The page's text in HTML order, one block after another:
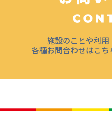
施設のことや利用
各種お問合わせはこち